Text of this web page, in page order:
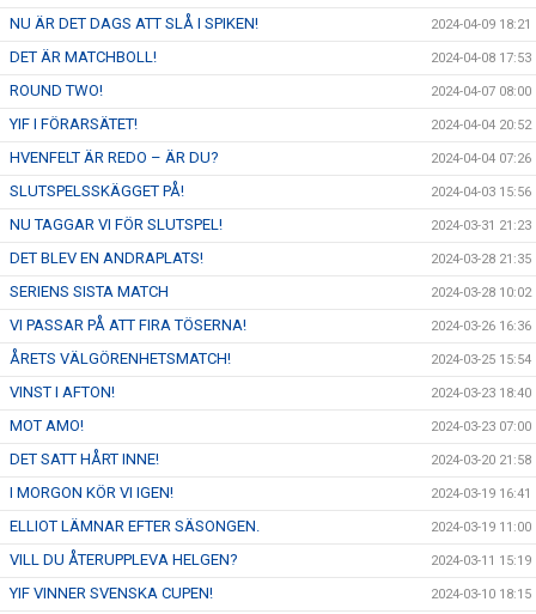
NU ÄR DET DAGS ATT SLÅ I SPIKEN! 2024-04-09 18:21
DET ÄR MATCHBOLL! 2024-04-08 17:53
ROUND TWO! 2024-04-07 08:00
YIF I FÖRARSÄTET! 2024-04-04 20:52
HVENFELT ÄR REDO – ÄR DU? 2024-04-04 07:26
SLUTSPELSSKÄGGET PÅ! 2024-04-03 15:56
NU TAGGAR VI FÖR SLUTSPEL! 2024-03-31 21:23
DET BLEV EN ANDRAPLATS! 2024-03-28 21:35
SERIENS SISTA MATCH 2024-03-28 10:02
VI PASSAR PÅ ATT FIRA TÖSERNA! 2024-03-26 16:36
ÅRETS VÄLGÖRENHETSMATCH! 2024-03-25 15:54
VINST I AFTON! 2024-03-23 18:40
MOT AMO! 2024-03-23 07:00
DET SATT HÅRT INNE! 2024-03-20 21:58
I MORGON KÖR VI IGEN! 2024-03-19 16:41
ELLIOT LÄMNAR EFTER SÄSONGEN. 2024-03-19 11:00
VILL DU ÅTERUPPLEVA HELGEN? 2024-03-11 15:19
YIF VINNER SVENSKA CUPEN! 2024-03-10 18:15